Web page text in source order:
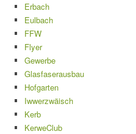
Erbach
Eulbach
FFW
Flyer
Gewerbe
Glasfaserausbau
Hofgarten
Iwwerzwäisch
Kerb
KerweClub